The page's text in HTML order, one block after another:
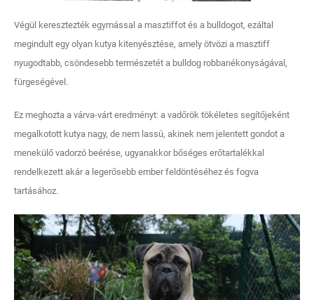
Végül keresztezték egymással a masztiffot és a bulldogot, ezáltal
megindult egy olyan kutya kitenyésztése, amely ötvözi a masztiff
nyugodtabb, csöndesebb természetét a bulldog robbanékonyságával,
fürgeségével.
Ez meghozta a várva-várt eredményt: a vadőrök tökéletes segítőjeként
megalkotott kutya nagy, de nem lassú, akinek nem jelentett gondot a
menekülő vadorzó beérése, ugyanakkor bőséges erőtartalékkal
rendelkezett akár a legerősebb ember feldöntéséhez és fogva
tartásához.